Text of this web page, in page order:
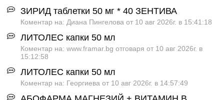
ЗИРИД таблетки 50 мг * 40 ЗЕНТИВА
Коментар на: Диана Пингелова от 10 авг 2026г. в 15:41:18
ЛИТОЛЕС капки 50 мл
Коментар на: www.framar.bg отговаря от 10 авг 2026г. в
15:12:58
ЛИТОЛЕС капки 50 мл
Коментар на: Георгиева от 10 авг 2026г. в 14:57:49